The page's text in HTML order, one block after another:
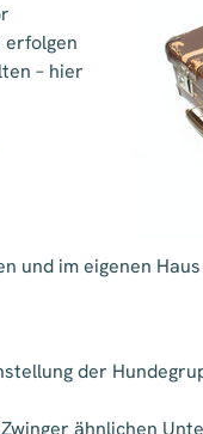
erfolgen
– hier
und im eigenen
der
ähnlichen